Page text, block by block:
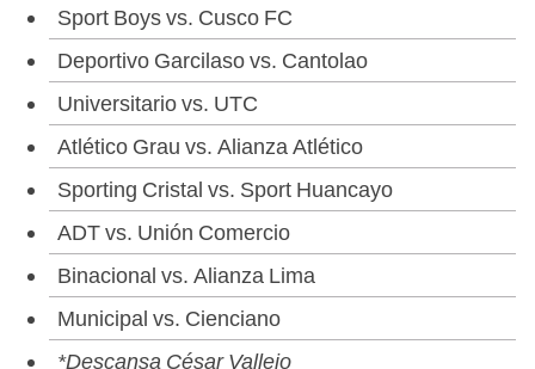
Sport Boys vs. Cusco FC
Deportivo Garcilaso vs. Cantolao
Universitario vs. UTC
Atlético Grau vs. Alianza Atlético
Sporting Cristal vs. Sport Huancayo
ADT vs. Unión Comercio
Binacional vs. Alianza Lima
Municipal vs. Cienciano
*Descansa César Vallejo